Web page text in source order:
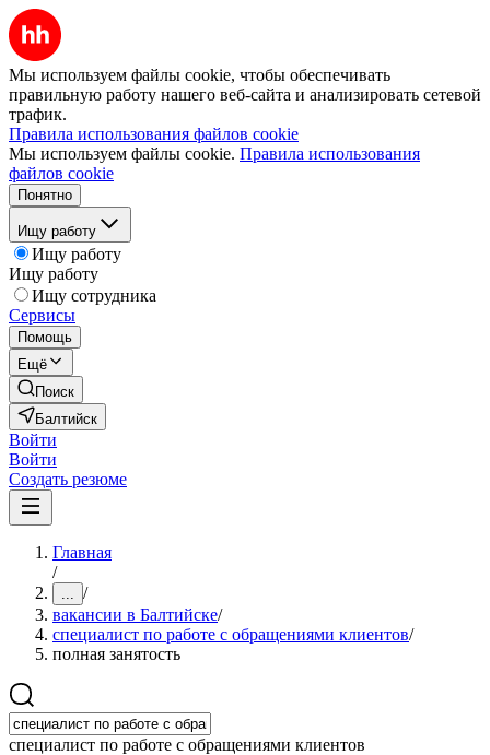
Мы используем файлы cookie, чтобы обеспечивать
правильную работу нашего веб-сайта и анализировать сетевой
трафик.
Правила использования файлов cookie
Мы используем файлы cookie. Правила использования
файлов cookie
Понятно
Ищу работу
Ищу работу
Ищу работу
Ищу сотрудника
Сервисы
Помощь
Ещё
Поиск
Балтийск
Войти
Войти
Создать резюме
Главная
/
... /
вакансии в Балтийске/
специалист по работе с обращениями клиентов/
полная занятость
специалист по работе с обращениями клиентов